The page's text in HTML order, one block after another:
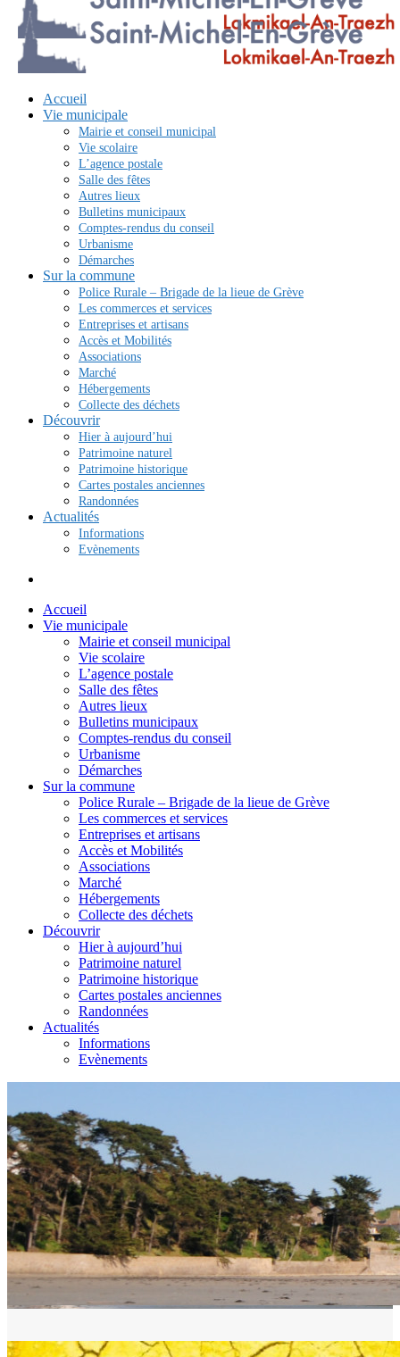
Accueil
Vie municipale
Mairie et conseil municipal
Vie scolaire
L’agence postale
Salle des fêtes
Autres lieux
Bulletins municipaux
Comptes-rendus du conseil
Urbanisme
Démarches
Sur la commune
Police Rurale – Brigade de la lieue de Grève
Les commerces et services
Entreprises et artisans
Accès et Mobilités
Associations
Marché
Hébergements
Collecte des déchets
Découvrir
Hier à aujourd’hui
Patrimoine naturel
Patrimoine historique
Cartes postales anciennes
Randonnées
Actualités
Informations
Evènements
Accueil
Vie municipale
Mairie et conseil municipal
Vie scolaire
L’agence postale
Salle des fêtes
Autres lieux
Bulletins municipaux
Comptes-rendus du conseil
Urbanisme
Démarches
Sur la commune
Police Rurale – Brigade de la lieue de Grève
Les commerces et services
Entreprises et artisans
Accès et Mobilités
Associations
Marché
Hébergements
Collecte des déchets
Découvrir
Hier à aujourd’hui
Patrimoine naturel
Patrimoine historique
Cartes postales anciennes
Randonnées
Actualités
Informations
Evènements